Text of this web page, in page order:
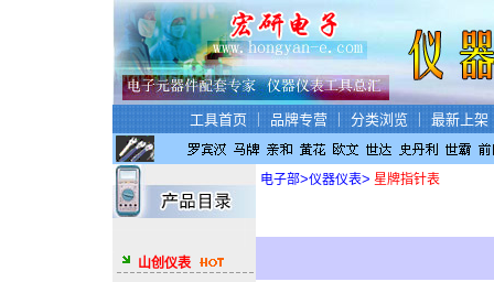
工具首页 品牌专营 分类浏览 最新上架
山创仪表
电子部>仪器仪表> 星牌指针表